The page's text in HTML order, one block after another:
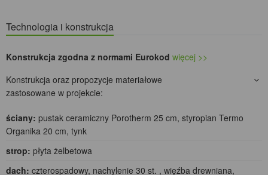
Technologia i konstrukcja
Konstrukcja zgodna z normami Eurokod więcej >>
Konstrukcja oraz propozycje materiałowe
zastosowane w projekcie:
ściany: pustak ceramiczny Porotherm 25 cm, styropian Termo
Organika 20 cm, tynk
strop: płyta żelbetowa
dach: czterospadowy, nachylenie 30 st. , więźba drewniana,